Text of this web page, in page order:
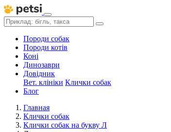
Породи собак
Породи котів
Коні
Динозаври
Довідник
Вет. клініки Клички собак
Блог
Главная
Клички собак
Клички собак на букву Л